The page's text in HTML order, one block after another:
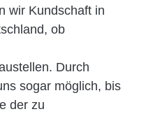
wir Kundschaft in
ob
Durch
sogar möglich, bis
der zu